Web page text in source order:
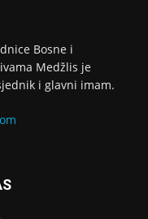
Bosne i
Medžlis je
i glavni imam.